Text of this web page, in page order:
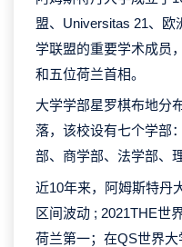
盟、Universitas 21、
学联盟的重要学术成员
和五位荷兰首相。
大学学部星罗棋布地分
落，该校设有七个学部
部、商学部、法学部、
近10年来，阿姆斯特丹
区间波动 ; 2021THE世
荷兰第一；在QS世界